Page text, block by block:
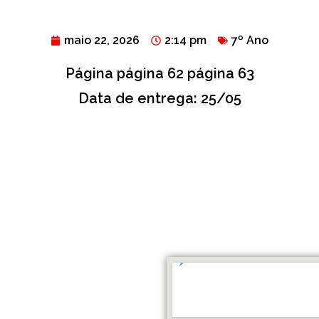
maio 22, 2026 2:14 pm 7º Ano
Página página 62 página 63
Data de entrega: 25/05